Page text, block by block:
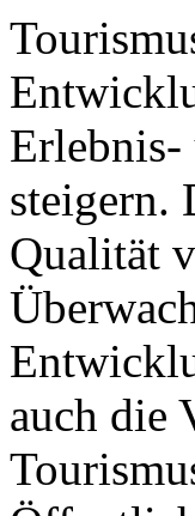
Erlebnis-
steigern.
Qualität
auch die